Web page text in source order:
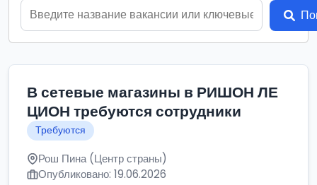
В сетевые магазины в РИШОН ЛЕ
ЦИОН требуются сотрудники
Требуются
Рош Пина (Центр страны)
Опубликовано: 19.06.2026